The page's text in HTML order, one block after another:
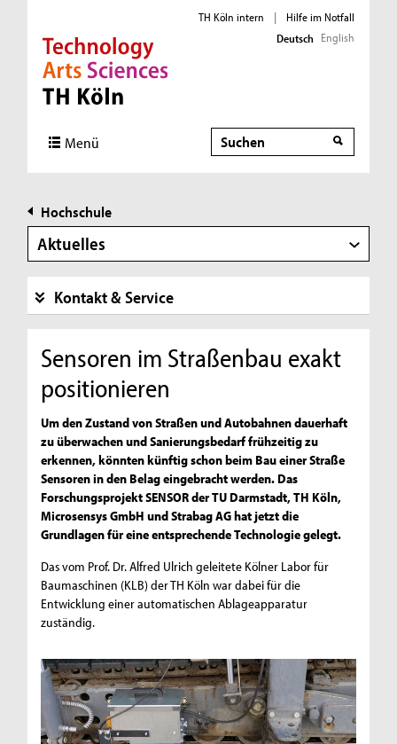
Direkt zur Hauptnavigation
Direkt zur Subnavigation
Direkt zum Inhalt
Direkt zum Fußbereich
TH Köln intern |
Hilfe im Notfall
Deutsch English
Menü Suche
Hochschule
Aktuelles
Kontakt & Service
Sensoren im Straßenbau exakt
positionieren
Um den Zustand von Straßen und Autobahnen dauerhaft
zu überwachen und Sanierungsbedarf frühzeitig zu
erkennen, könnten künftig schon beim Bau einer Straße
Sensoren in den Belag eingebracht werden. Das
Forschungsprojekt SENSOR der TU Darmstadt, TH Köln,
Microsensys GmbH und Strabag AG hat jetzt die
Grundlagen für eine entsprechende Technologie gelegt.
Das vom Prof. Dr. Alfred Ulrich geleitete Kölner Labor für
Baumaschinen (KLB) der TH Köln war dabei für die
Entwicklung einer automatischen Ablageapparatur
zuständig.